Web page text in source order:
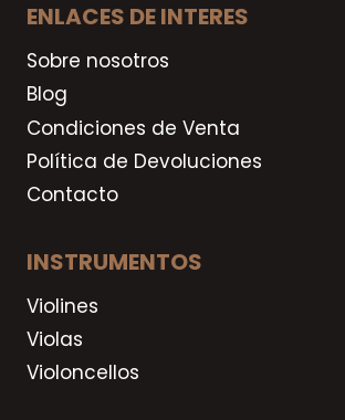
ENLACES DE INTERES
Sobre nosotros
Blog
Condiciones de Venta
Política de Devoluciones
Contacto
INSTRUMENTOS
Violines
Violas
Violoncellos